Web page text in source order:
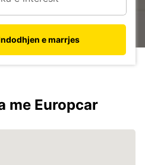
e marrjes
me Europcar